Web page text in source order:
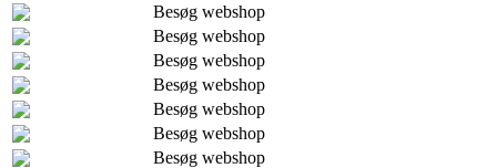
Besøg webshop
Besøg webshop
Besøg webshop
Besøg webshop
Besøg webshop
Besøg webshop
Besøg webshop